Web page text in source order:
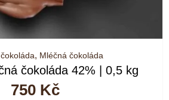
, Mléčná čokoláda
čokoláda 42% | 0,5 kg
750 Kč